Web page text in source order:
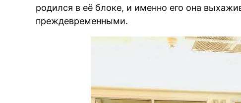
родился в её блоке, и именно его она
преждевременными.